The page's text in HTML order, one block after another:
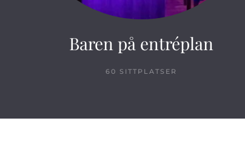
Baren på entréplan
60 SITTPLATSER